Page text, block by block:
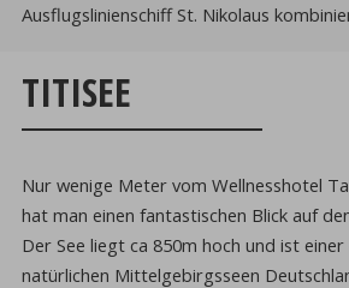
Ausflugslinienschiff St. Nikolaus
TITISEE
Nur wenige Meter vom Wellnesshotel
hat man einen fantastischen Blick auf
Der See liegt ca 850m hoch und ist
natürlichen Mittelgebirgsseen